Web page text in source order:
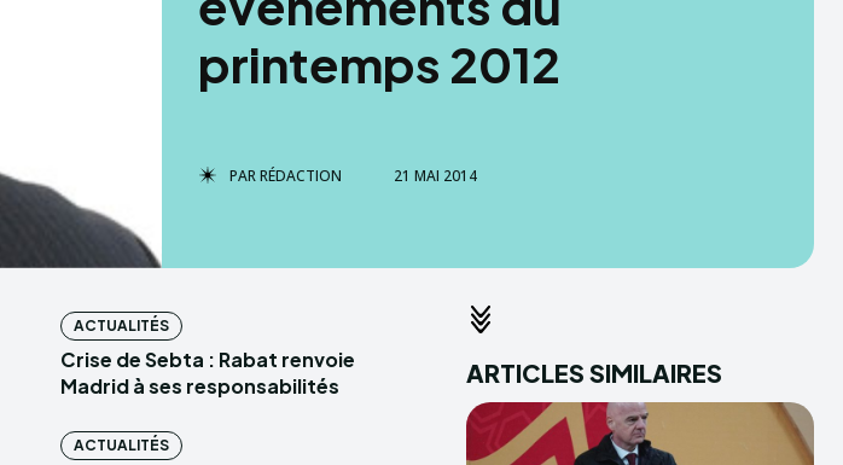
printemps 2012
PARRÉDACTION 21 MAI 2014
ACTUALITÉS
Crise de Sebta : Rabat renvoie
Madrid à ses responsabilités
ACTUALITÉS
ARTICLES SIMILAIRES